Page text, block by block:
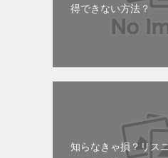
得できない方法？
知らなきゃ損？リス